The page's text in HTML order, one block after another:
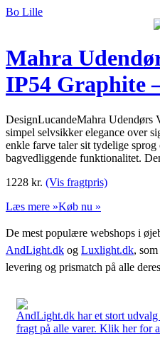
Bo Lille
Mahra
IP54 Graphite
DesignLucandeMahra Udendørs
simpel selvsikker elegance over
enkle farve taler sit tydelige
bagvedliggende funktionalitet.
1228 kr. (Vis fragtpris)
Læs mere »Køb nu »
De mest populære webshops i
AndLight.dk og Luxlight.dk,
levering og prismatch på alle
AndLight.dk har et stort
fragt på alle varer. Klik her for